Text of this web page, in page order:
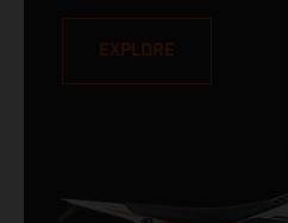
hat nicht nur in den
das oberste Treppchen
beeindruckende Siege mit
hingelegt. Mit 10 von 19
und 235 Etappensiegen
REPLICA 2025 das
EXPLORE